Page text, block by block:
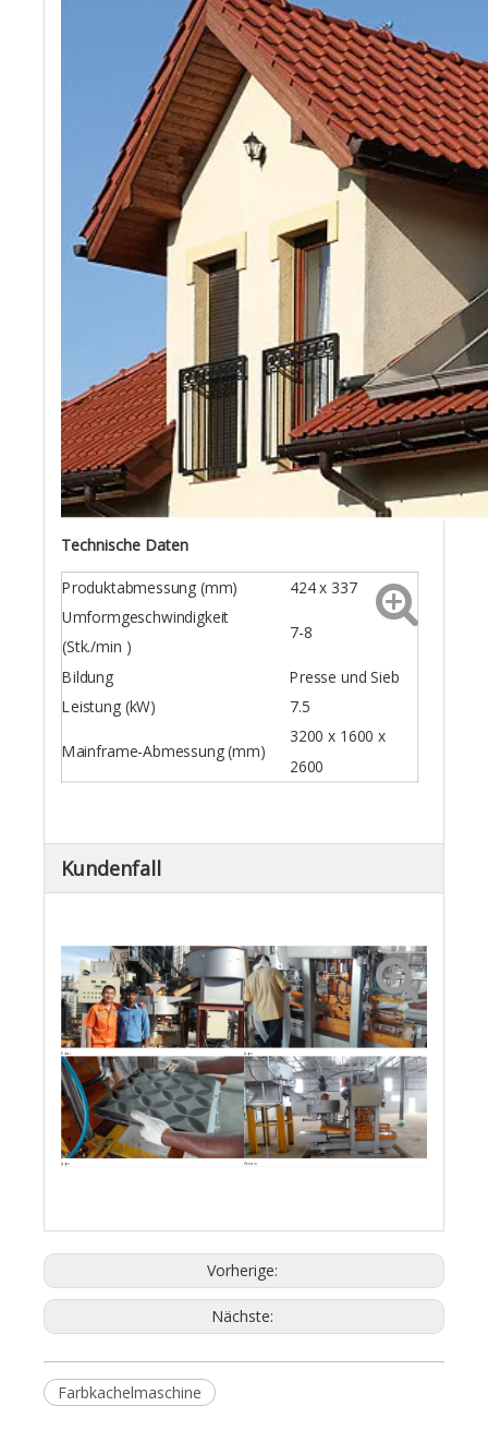
Technische Daten
Produktabmessung (mm) 424 x 337
Umformgeschwindigkeit
(Stk./min )
7-8
Bildung Presse und Sieb
Leistung (kW) 7.5
Mainframe-Abmessung (mm)
3200 x 1600 x
2600
Kundenfall
Dubai Japan
Japan Vietnam
Vorherige:
Nächste:
Farbkachelmaschine